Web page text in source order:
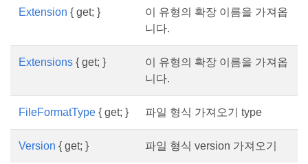
Extension { get; }
이 유형의 확장 이름을 가져옵
니다.
Extensions { get; }
이 유형의 확장 이름을 가져옵
니다.
FileFormatType { get; } 파일 형식 가져오기 type
Version { get; } 파일 형식 version 가져오기